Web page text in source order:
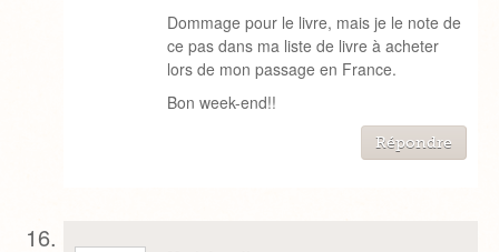
Dommage pour le livre, mais je le note de
ce pas dans ma liste de livre à acheter
lors de mon passage en France.
Bon week-end!!
Répondre